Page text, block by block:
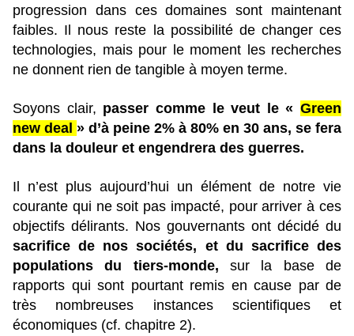
progression dans ces domaines sont maintenant
faibles. Il nous reste la possibilité de changer ces
technologies, mais pour le moment les recherches
ne donnent rien de tangible à moyen terme.
Soyons clair, passer comme le veut le « Green
new deal » d’à peine 2% à 80% en 30 ans, se fera
dans la douleur et engendrera des guerres.
Il n’est plus aujourd’hui un élément de notre vie
courante qui ne soit pas impacté, pour arriver à ces
objectifs délirants. Nos gouvernants ont décidé du
sacrifice de nos sociétés, et du sacrifice des
populations du tiers-monde, sur la base de
rapports qui sont pourtant remis en cause par de
très nombreuses instances scientifiques et
économiques (cf. chapitre 2).